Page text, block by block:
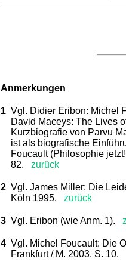
Anmerkungen
1 Vgl. Didier Eribon: Michel
David Maceys: The Lives
Kurzbiografie von Parvu
ist als biografische
Foucault (Philosophie
82. zurück
2 Vgl. James Miller: Die
Köln 1995. zurück
3 Vgl. Eribon (wie Anm. 1).
4 Vgl. Michel Foucault: Die
Frankfurt / M. 2003, S. 10.